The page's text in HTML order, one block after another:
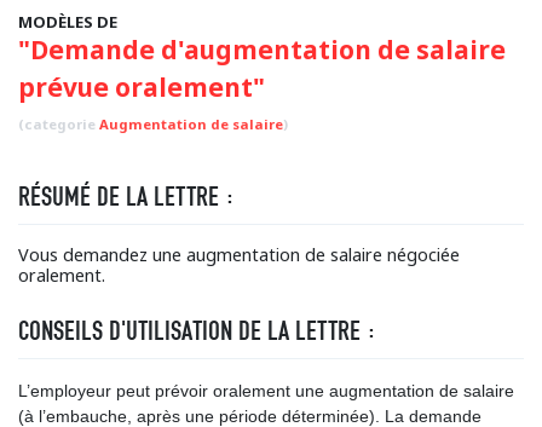
MODÈLES DE
"Demande d'augmentation de salaire
prévue oralement"
(categorie Augmentation de salaire)
RÉSUMÉ DE LA LETTRE :
Vous demandez une augmentation de salaire négociée
oralement.
CONSEILS D'UTILISATION DE LA LETTRE :
L’employeur peut prévoir oralement une augmentation de salaire
(à l’embauche, après une période déterminée). La demande